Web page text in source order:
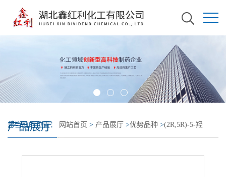
产品展厅
您当前的位置： 网站首页 > 产品展厅 >优势品种 >(2R,5R)-5-羟